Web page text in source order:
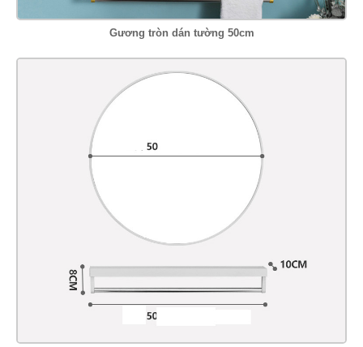
Gương tròn dán tường 50cm